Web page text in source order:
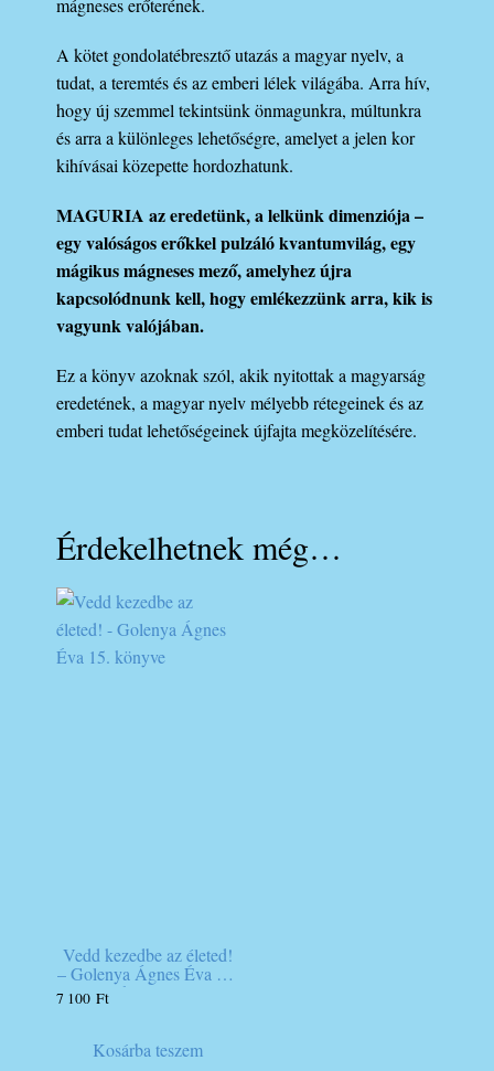
mágneses erőterének.
A kötet gondolatébresztő utazás a magyar nyelv, a
tudat, a teremtés és az emberi lélek világába. Arra hív,
hogy új szemmel tekintsünk önmagunkra, múltunkra
és arra a különleges lehetőségre, amelyet a jelen kor
kihívásai közepette hordozhatunk.
MAGURIA az eredetünk, a lelkünk dimenziója –
egy valóságos erőkkel pulzáló kvantumvilág, egy
mágikus mágneses mező, amelyhez újra
kapcsolódnunk kell, hogy emlékezzünk arra, kik is
vagyunk valójában.
Ez a könyv azoknak szól, akik nyitottak a magyarság
eredetének, a magyar nyelv mélyebb rétegeinek és az
emberi tudat lehetőségeinek újfajta megközelítésére.
Érdekelhetnek még…
Vedd kezedbe az életed!
– Golenya Ágnes Éva 15.
könyve
7 100Ft
Kosárba teszem